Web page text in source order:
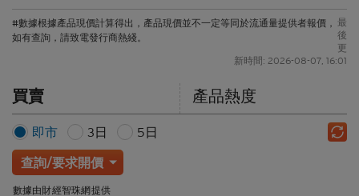
#數據根據產品現價計算得出，產品現價並不一定等同於流通量提供者報價，
如有查詢，請致電發行商熱綫。
最
後
更
新時間: 2026-08-07, 16:01
買賣 產品熱度
即市 3日 5日
查詢/要求開價
數據由財經智珠網提供